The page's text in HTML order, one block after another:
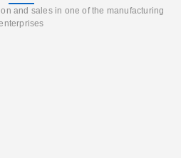
and sales in one of the manufacturing